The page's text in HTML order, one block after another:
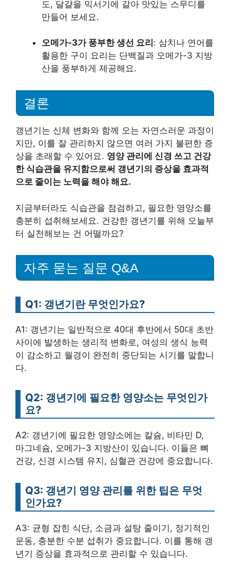
도, 달걀을 믹서기에 갈아 맛있는 스무디를
만들어 보세요.
오메가-3가 풍부한 생선 요리 : 삼치나 연어를
활용한 구이 요리는 단백질과 오메가-3 지방
산을 풍부하게 제공해요.
결론
갱년기는 신체 변화와 함께 오는 자연스러운 과정이
지만, 이를 잘 관리하지 않으면 여러 가지 불편한 증
상을 초래할 수 있어요. 영양 관리에 신경 쓰고 건강
한 식습관을 유지함으로써 갱년기의 증상을 효과적
으로 줄이는 노력을 해야 해요.
지금부터라도 식습관을 점검하고, 필요한 영양소를
충분히 섭취해보세요. 건강한 갱년기를 위해 오늘부
터 실천해보는 건 어떨까요?
자주 묻는 질문 Q&A
Q1: 갱년기란 무엇인가요?
A1: 갱년기는 일반적으로 40대 후반에서 50대 초반
사이에 발생하는 생리적 변화로, 여성의 생식 능력
이 감소하고 월경이 완전히 중단되는 시기를 말합니
다.
Q2: 갱년기에 필요한 영양소는 무엇인가
요?
A2: 갱년기에 필요한 영양소에는 칼슘, 비타민 D,
마그네슘, 오메가-3 지방산이 있습니다. 이들은 뼈
건강, 신경 시스템 유지, 심혈관 건강에 중요합니다.
Q3: 갱년기 영양 관리를 위한 팁은 무엇
인가요?
A3: 균형 잡힌 식단, 소금과 설탕 줄이기, 정기적인
운동, 충분한 수분 섭취가 중요합니다. 이를 통해 갱
년기 증상을 효과적으로 관리할 수 있습니다.